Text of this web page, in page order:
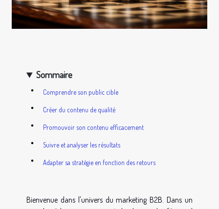
Sommaire
Comprendre son public cible
Créer du contenu de qualité
Promouvoir son contenu efficacement
Suivre et analyser les résultats
Adapter sa stratégie en fonction des retours
Bienvenue dans l'univers du marketing B2B. Dans un